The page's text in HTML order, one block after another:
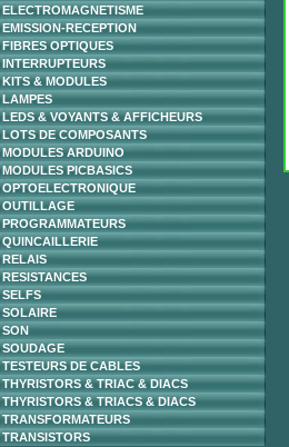
ELECTROMAGNETISME
EMISSION-RECEPTION
FIBRES OPTIQUES
INTERRUPTEURS
KITS & MODULES
LAMPES
LEDS & VOYANTS & AFFICHEURS
LOTS DE COMPOSANTS
MODULES ARDUINO
MODULES PICBASICS
OPTOELECTRONIQUE
OUTILLAGE
PROGRAMMATEURS
QUINCAILLERIE
RELAIS
RESISTANCES
SELFS
SOLAIRE
SON
SOUDAGE
TESTEURS DE CABLES
THYRISTORS & TRIAC & DIACS
THYRISTORS & TRIACS & DIACS
TRANSFORMATEURS
TRANSISTORS